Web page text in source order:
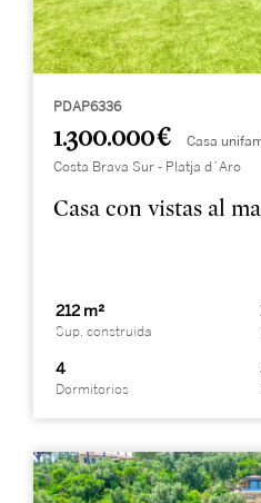
PDAP6336
1.300.000 € Casa
Costa Brava Sur - Platja d´Aro
Casa con vistas al
212 m²
Sup. construida
4
Dormitorios